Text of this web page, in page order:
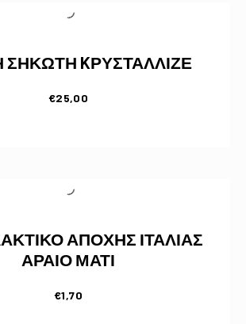
KΡΥΣΤΑΛΛΙΖΕ
€25,00
ΑΠΟΧΗΣ ΙΤΑΛΙΑΣ
ΑΡΑΙΟ ΜΑΤΙ
€1,70